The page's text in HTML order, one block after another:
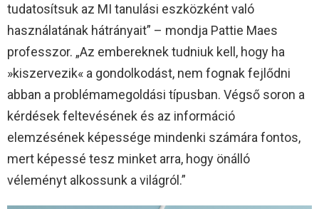
tudatosítsuk az MI tanulási eszközként való
használatának hátrányait” – mondja Pattie Maes
professzor. „Az embereknek tudniuk kell, hogy ha
»kiszervezik« a gondolkodást, nem fognak fejlődni
abban a problémamegoldási típusban. Végső soron a
kérdések feltevésének és az információ
elemzésének képessége mindenki számára fontos,
mert képessé tesz minket arra, hogy önálló
véleményt alkossunk a világról.”